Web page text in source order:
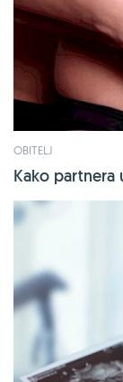
OBITELJ
Kako partnera